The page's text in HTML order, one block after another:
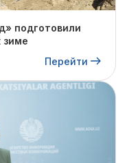
подготовили
зиме
Перейти